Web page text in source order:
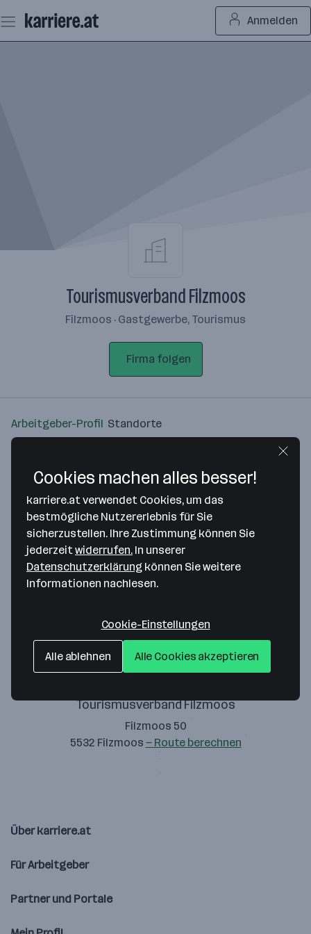
Seiteninhalt
springen
Anmelden
Tourismusverband Filzmoos
Filzmoos · Gastgewerbe, Tourismus
Firma folgen
Arbeitgeber-Profil Standorte
Bitte stimme unseren Cookie-
Richtlinien zu, um diese Karte
anzuzeigen.
Tourismusverband Filzmoos
Filzmoos 50
5532 Filzmoos — Route berechnen
Über karriere.at
Für Arbeitgeber
Partner und Portale
Cookies machen alles besser!
karriere.at verwendet Cookies, um das
bestmögliche Nutzererlebnis für Sie
sicherzustellen. Ihre Zustimmung können Sie
jederzeitwiderrufen. In unserer
Datenschutzerklärung können Sie weitere
Informationen nachlesen.
Cookie-Einstellungen
Alle ablehnen Alle Cookies akzeptieren